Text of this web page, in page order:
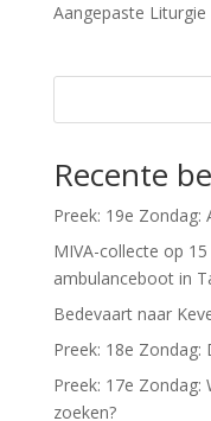
Aangepaste Liturgie
Recente
Preek: 19e Zondag:
MIVA-collecte op
ambulanceboot in
Bedevaart naar
Preek: 18e
Preek: 17e Zondag:
zoeken?